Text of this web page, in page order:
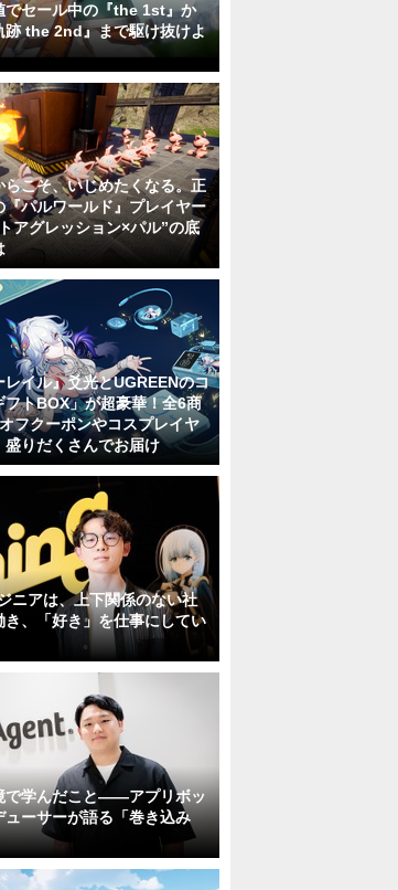
セール中の『the 1st』か
跡 the 2nd』まで駆け抜けよ
こそ、いじめたくなる。正
『パルワールド』プレイヤー
アグレッション×パル”の底
レイル』爻光とUGREENのコ
フトBOX」が超豪華！全6商
フクーポンやコスプレイヤ
盛りだくさんでお届け
ニアは、上下関係のない社
き、「好き」を仕事にしてい
で学んだこと――アプリボッ
ューサーが語る「巻き込み